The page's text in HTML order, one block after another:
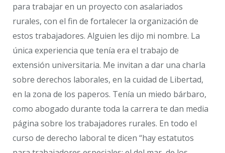
para trabajar en un proyecto con asalariados
rurales, con el fin de fortalecer la organización de
estos trabajadores. Alguien les dijo mi nombre. La
única experiencia que tenía era el trabajo de
extensión universitaria. Me invitan a dar una charla
sobre derechos laborales, en la cuidad de Libertad,
en la zona de los paperos. Tenía un miedo bárbaro,
como abogado durante toda la carrera te dan media
página sobre los trabajadores rurales. En todo el
curso de derecho laboral te dicen “hay estatutos